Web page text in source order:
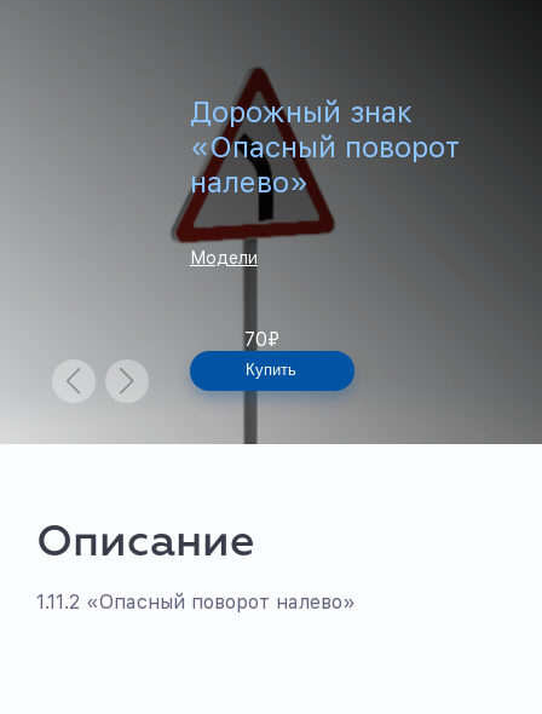
Дорожный знак
«Опасный поворот
налево»
Модели
70₽
Купить
Описание
1.11.2 «Опасный поворот налево»